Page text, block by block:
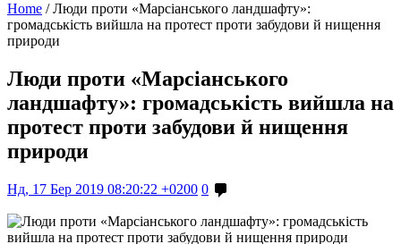
Home / Люди проти «Марсіанського ландшафту»:
громадськість вийшла на протест проти забудови й нищення
природи
Люди проти «Марсіанського
ландшафту»: громадськість вийшла на
протест проти забудови й нищення
природи
Нд, 17 Бер 2019 08:20:22 +0200 0